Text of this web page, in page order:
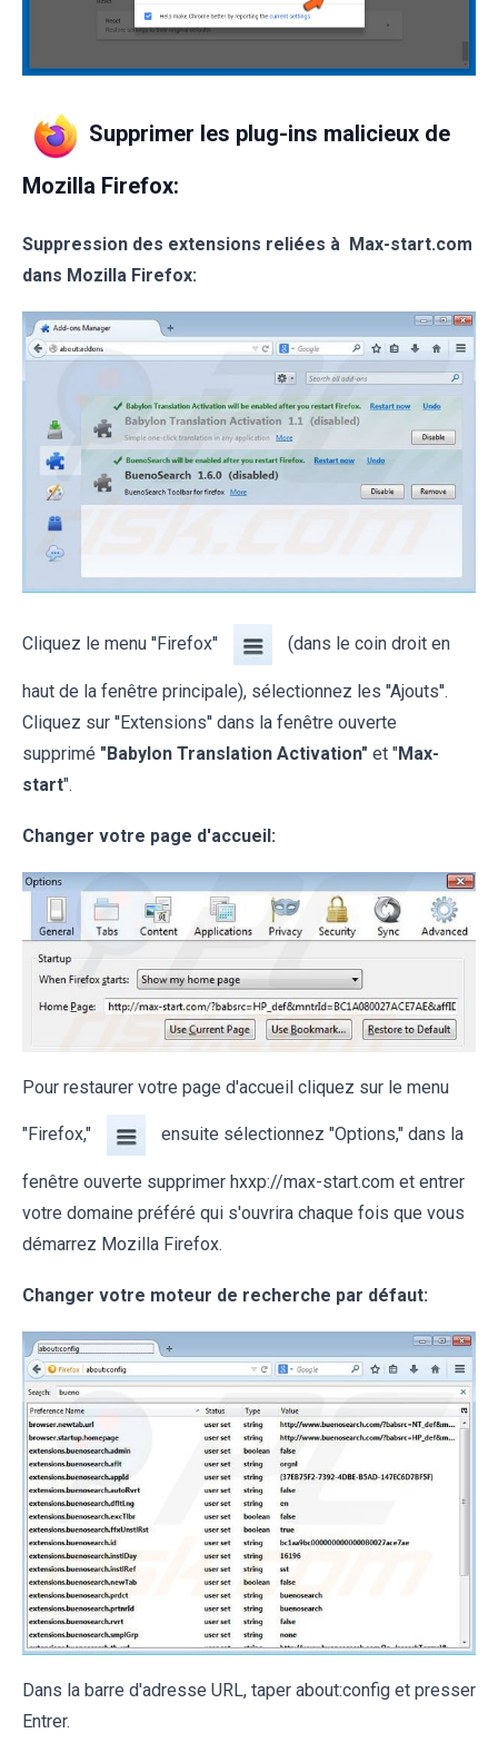
Supprimer les plug-ins malicieux de
Mozilla Firefox:
Suppression des extensions reliées à Max-start.com
dans Mozilla Firefox:
Cliquez le menu ''Firefox'' (dans le coin droit en
haut de la fenêtre principale), sélectionnez les ''Ajouts''.
Cliquez sur ''Extensions'' dans la fenêtre ouverte
supprimé "Babylon Translation Activation" et "Max-
start".
Changer votre page d'accueil:
Pour restaurer votre page d'accueil cliquez sur le menu
"Firefox," ensuite sélectionnez "Options," dans la
fenêtre ouverte supprimer hxxp://max-start.com et entrer
votre domaine préféré qui s'ouvrira chaque fois que vous
démarrez Mozilla Firefox.
Changer votre moteur de recherche par défaut:
Dans la barre d'adresse URL, taper about:config et presser
Entrer.